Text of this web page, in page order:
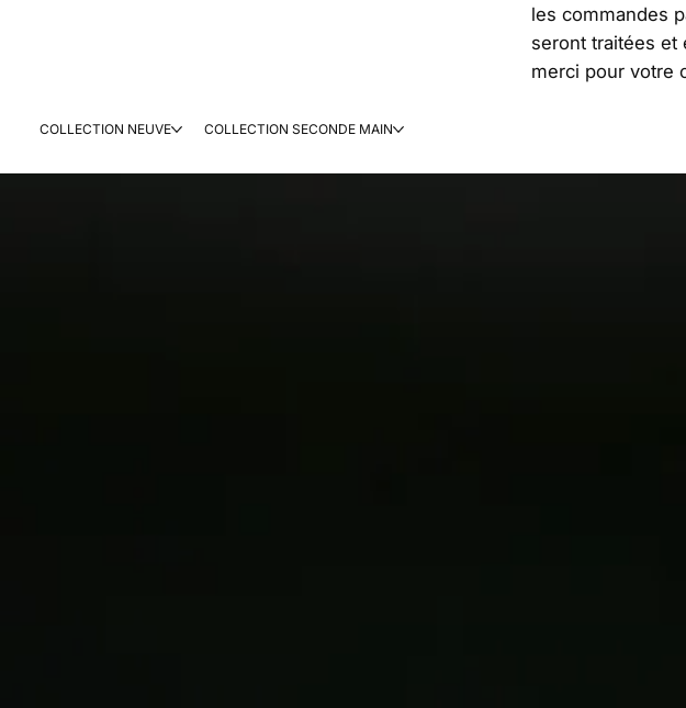
les commandes
seront traitées et
merci pour votre
COLLECTION NEUVE COLLECTION SECONDE MAIN